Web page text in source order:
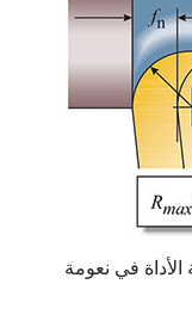
في نعومة